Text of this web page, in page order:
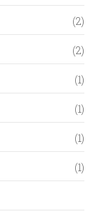
(2)
(2)
(1)
(1)
(1)
(1)